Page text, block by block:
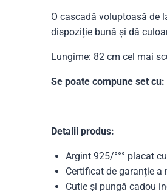
O cascadă voluptoasă de
dispoziție bună și dă
Lungime: 82 cm cel mai
Se poate compune set
Detalii produs:
Argint 925/°°° placat
Certificat de garanție a
Cutie și pungă cadou